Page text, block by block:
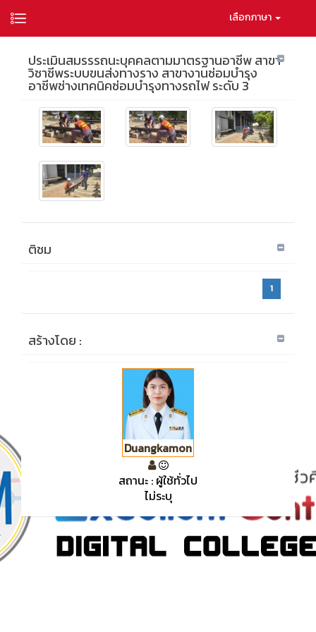
เลือกภาษา
ประเมินสมรรรถนะบุคคลตามมาตรฐานอาชีพ สาขา
วิชาชีพระบบขนส่งทางราง สาขางานซ่อมบำรุง
อาชีพช่างเทคนิคซ่อมบำรุงทางรถไฟ ระดับ 3
ติชม
1
สร้างโดย :
Duangkamon
สถานะ : ผู้ใช้ทั่วไป
ไม่ระบุ